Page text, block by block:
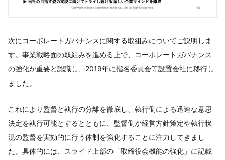
次にコーポレートガバナンスに関する取組みについてご説明しま
す。事業戦略面の取組みを進める上で、コーポレートガバナンス
の強化が重要と認識し、2019年に指名委員会等設置会社に移行し
ました。
これにより監督と執行の分離を徹底し、執行側による迅速な意思
決定を執行可能とするとともに、監督側が経営方針策定や執行状
況の監督を実効的に行う体制を強化することに注力してきまし
た。具体的には、スライド上部の「取締役会機能の強化」に記載